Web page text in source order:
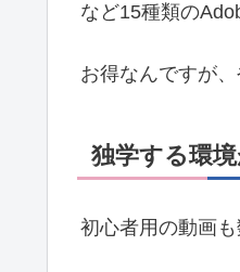
など15種類の
お得なんですが、
独学する環
初心者用の動画